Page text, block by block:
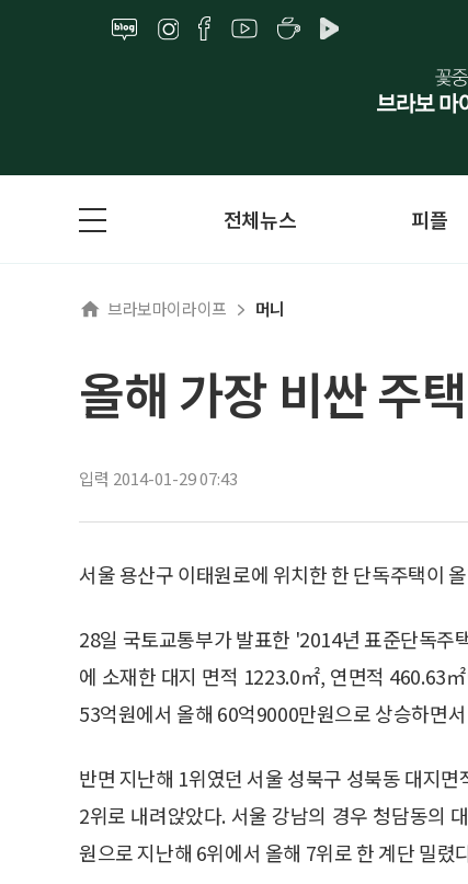
전체뉴스 피플
브라보마이라이프 머니
올해 가장 비싼 주
입력 2014-01-29 07:43
서울 용산구 이태원로에 위치한 한 단독주택이
28일 국토교통부가 발표한 '2014년 표준단독
에 소재한 대지 면적 1223.0㎡, 연면적 460.63
53억원에서 올해 60억9000만원으로 상승하면
반면 지난해 1위였던 서울 성북구 성북동 대지
2위로 내려앉았다. 서울 강남의 경우 청담동의
원으로 지난해 6위에서 올해 7위로 한 계단 밀렸